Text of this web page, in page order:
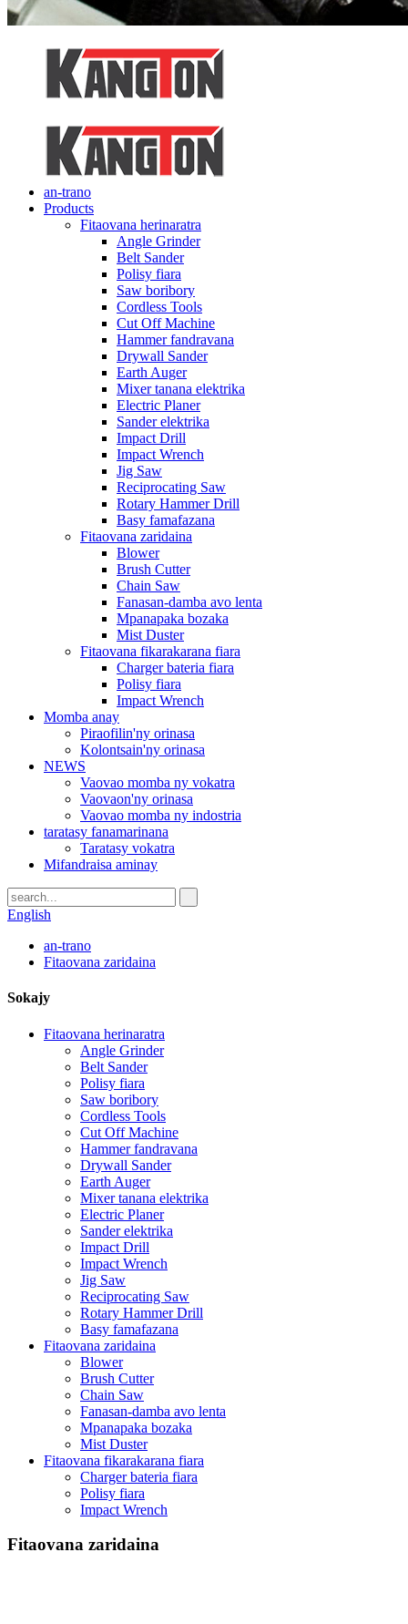
an-trano
Products
Fitaovana herinaratra
Angle Grinder
Belt Sander
Polisy fiara
Saw boribory
Cordless Tools
Cut Off Machine
Hammer fandravana
Drywall Sander
Earth Auger
Mixer tanana elektrika
Electric Planer
Sander elektrika
Impact Drill
Impact Wrench
Jig Saw
Reciprocating Saw
Rotary Hammer Drill
Basy famafazana
Fitaovana zaridaina
Blower
Brush Cutter
Chain Saw
Fanasan-damba avo lenta
Mpanapaka bozaka
Mist Duster
Fitaovana fikarakarana fiara
Charger bateria fiara
Polisy fiara
Impact Wrench
Momba anay
Piraofilin'ny orinasa
Kolontsain'ny orinasa
NEWS
Vaovao momba ny vokatra
Vaovaon'ny orinasa
Vaovao momba ny indostria
taratasy fanamarinana
Taratasy vokatra
Mifandraisa aminay
English
an-trano
Fitaovana zaridaina
Sokajy
Fitaovana herinaratra
Angle Grinder
Belt Sander
Polisy fiara
Saw boribory
Cordless Tools
Cut Off Machine
Hammer fandravana
Drywall Sander
Earth Auger
Mixer tanana elektrika
Electric Planer
Sander elektrika
Impact Drill
Impact Wrench
Jig Saw
Reciprocating Saw
Rotary Hammer Drill
Basy famafazana
Fitaovana zaridaina
Blower
Brush Cutter
Chain Saw
Fanasan-damba avo lenta
Mpanapaka bozaka
Mist Duster
Fitaovana fikarakarana fiara
Charger bateria fiara
Polisy fiara
Impact Wrench
Fitaovana zaridaina